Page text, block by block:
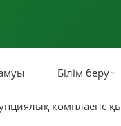
Білім беру
комплаенс